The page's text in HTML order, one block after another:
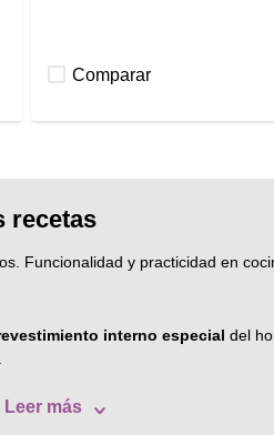
Comparar
recetas
Funcionalidad y practicidad en
interno especial del
Leer más